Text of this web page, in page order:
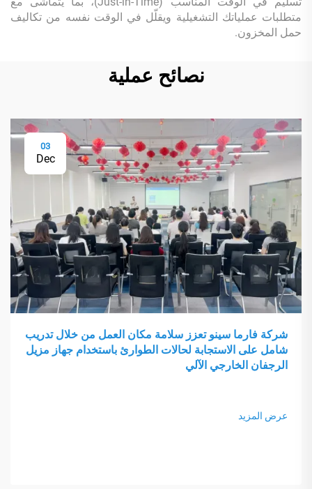
متطلبات عملياتك التشغيلية ويقلّل في الوقت نفسه من تكاليف
حمل المخزون.
نصائح عملية
03
Dec
شركة فارما سينو تعزز سلامة مكان العمل من خلال تدريب
شامل على الاستجابة لحالات الطوارئ باستخدام جهاز مزيل
الرجفان الخارجي الآلي
عرض المزيد